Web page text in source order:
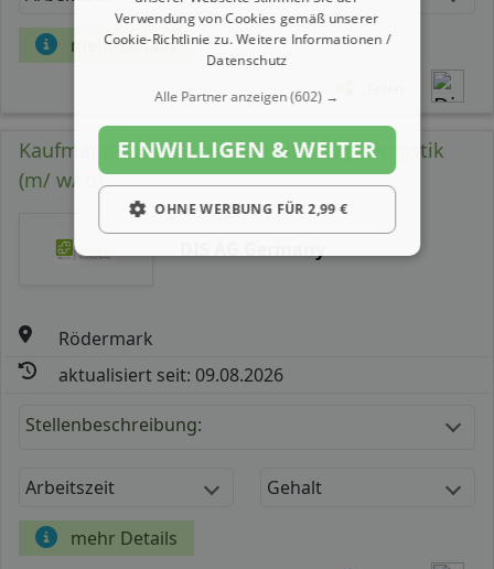
mehr Details
Kaufmännischer Sachbearbeiter Lagerlogistik
(m/ w/ d)
Rödermark
aktualisiert seit: 09.08.2026
Stellenbeschreibung:
Arbeitszeit Gehalt
mehr Details
Verwendung von Cookies gemäß unserer
Cookie-Richtlinie zu.Weitere Informationen /
Datenschutz
Alle Partner anzeigen(602) →
EINWILLIGEN & WEITER
OHNE WERBUNG FÜR 2,99 €